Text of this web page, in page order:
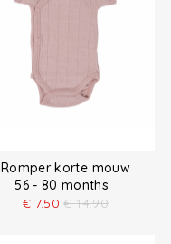
Romper korte mouw
56 - 80 months
€ 7.50 € 14.90